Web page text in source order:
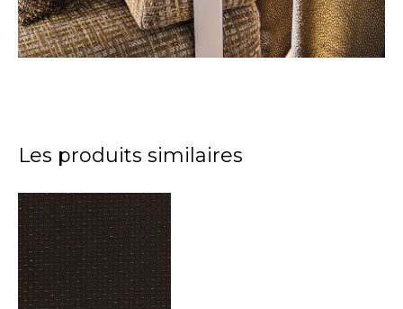
Les produits similaires